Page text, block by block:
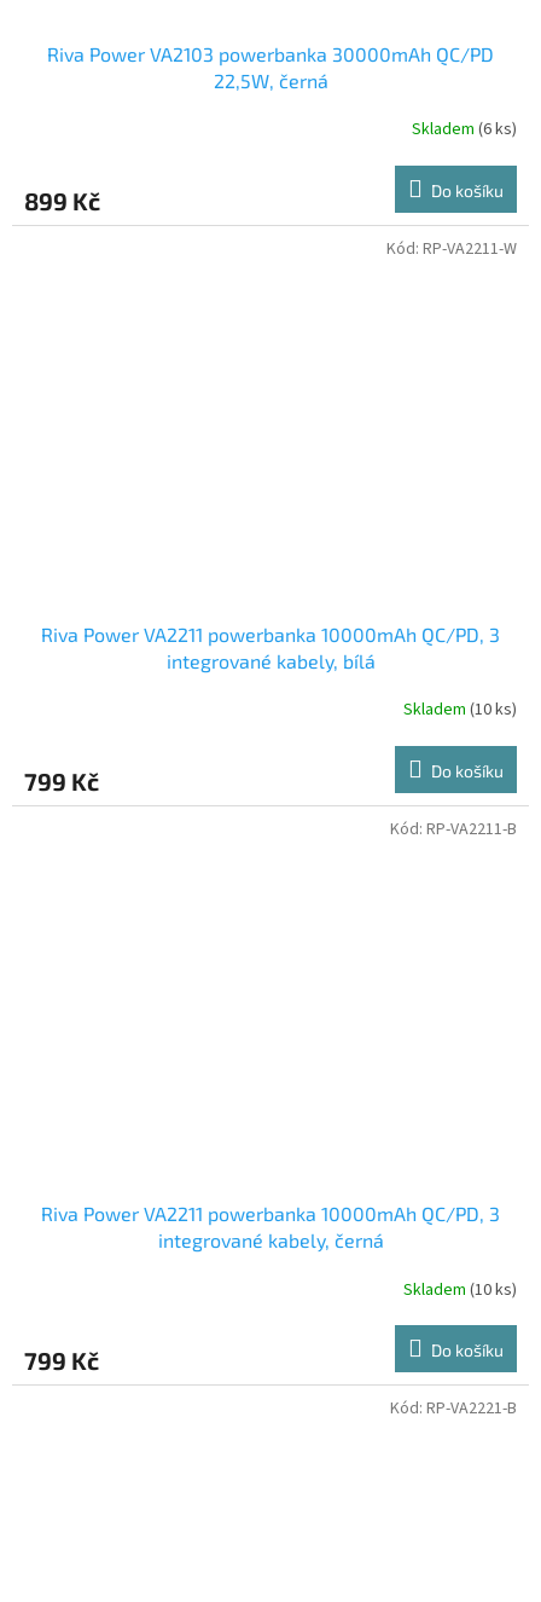
Riva Power VA2103 powerbanka 30000mAh QC/PD
22,5W, černá
Skladem (6 ks)
899 Kč Do košíku
Riva Power VA2211 powerbanka 10000mAh QC/PD, 3
integrované kabely, bílá
Skladem (10 ks)
799 Kč Do košíku
Kód: RP-VA2211-W
Riva Power VA2211 powerbanka 10000mAh QC/PD, 3
integrované kabely, černá
Skladem (10 ks)
799 Kč Do košíku
Kód: RP-VA2211-B
Kód: RP-VA2221-B